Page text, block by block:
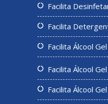
Facilita
Facilita
Facilita Álcool
Facilita Álcool
Facilita Álcool